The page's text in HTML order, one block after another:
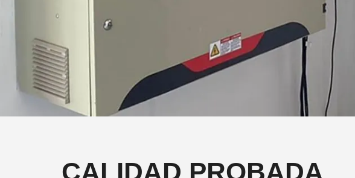
CALIDAD PROBADA